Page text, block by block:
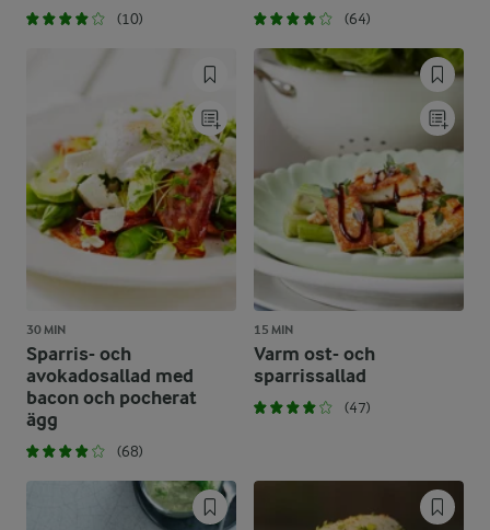
(10) (64)
30 MIN
Sparris- och
avokadosallad med
bacon och pocherat
ägg
(68)
15 MIN
Varm ost- och
sparrissallad
(47)